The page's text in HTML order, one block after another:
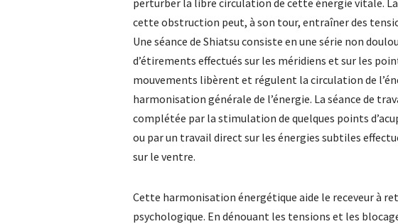
cette obstruction peut, à son tour, entraîner des
Une séance de Shiatsu consiste en une série non
d’étirements effectués sur les méridiens et sur les
mouvements libèrent et régulent la circulation de
harmonisation générale de l’énergie. La séance de
complétée par la stimulation de quelques points
ou par un travail direct sur les énergies subtiles
sur le ventre.
Cette harmonisation énergétique aide le receveur à
psychologique. En dénouant les tensions et les